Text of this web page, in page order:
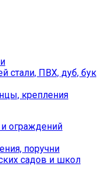
стали, ПВХ, дуб, бук
крепления
ограждений
поручни
садов и школ